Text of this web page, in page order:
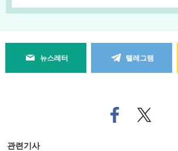
뉴스레터 텔레그램
페
이
트위
터로
관련기사